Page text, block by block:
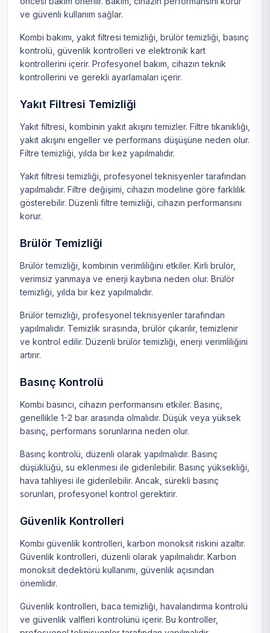
ve güvenli kullanım sağlar.
Kombi bakımı, yakıt filtresi temizliği, brülör temizliği, basınç
kontrolü, güvenlik kontrolleri ve elektronik kart
kontrollerini içerir. Profesyonel bakım, cihazın teknik
kontrollerini ve gerekli ayarlamaları içerir.
Yakıt Filtresi Temizliği
Yakıt filtresi, kombinin yakıt akışını temizler. Filtre tıkanıklığı,
yakıt akışını engeller ve performans düşüşüne neden olur.
Filtre temizliği, yılda bir kez yapılmalıdır.
Yakıt filtresi temizliği, profesyonel teknisyenler tarafından
yapılmalıdır. Filtre değişimi, cihazın modeline göre farklılık
gösterebilir. Düzenli filtre temizliği, cihazın performansını
korur.
Brülör Temizliği
Brülör temizliği, kombinin verimliliğini etkiler. Kirli brülör,
verimsiz yanmaya ve enerji kaybına neden olur. Brülör
temizliği, yılda bir kez yapılmalıdır.
Brülör temizliği, profesyonel teknisyenler tarafından
yapılmalıdır. Temizlik sırasında, brülör çıkarılır, temizlenir
ve kontrol edilir. Düzenli brülör temizliği, enerji verimliliğini
artırır.
Basınç Kontrolü
Kombi basıncı, cihazın performansını etkiler. Basınç,
genellikle 1-2 bar arasında olmalıdır. Düşük veya yüksek
basınç, performans sorunlarına neden olur.
Basınç kontrolü, düzenli olarak yapılmalıdır. Basınç
düşüklüğü, su eklenmesi ile giderilebilir. Basınç yüksekliği,
hava tahliyesi ile giderilebilir. Ancak, sürekli basınç
sorunları, profesyonel kontrol gerektirir.
Güvenlik Kontrolleri
Kombi güvenlik kontrolleri, karbon monoksit riskini azaltır.
Güvenlik kontrolleri, düzenli olarak yapılmalıdır. Karbon
monoksit dedektörü kullanımı, güvenlik açısından
önemlidir.
Güvenlik kontrolleri, baca temizliği, havalandırma kontrolü
ve güvenlik valfleri kontrolünü içerir. Bu kontroller,